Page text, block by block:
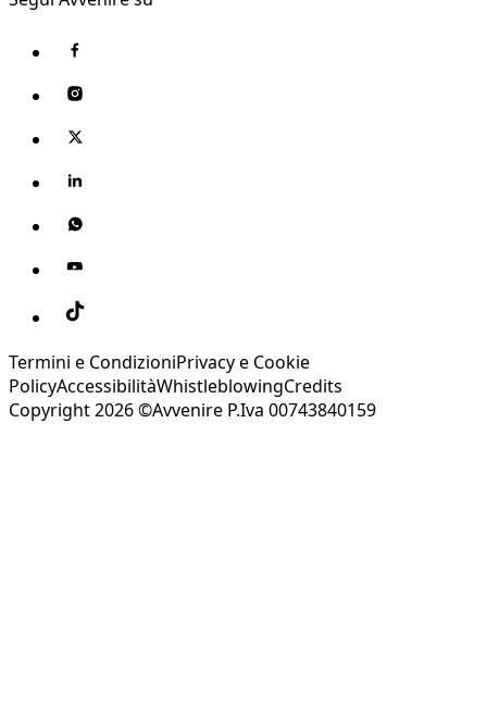
Termini e CondizioniPrivacy e Cookie
PolicyAccessibilitàWhistleblowingCredits
Copyright 2026 ©Avvenire P.Iva 00743840159